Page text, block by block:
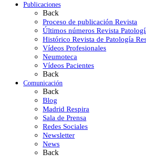
Publicaciones
Back
Proceso de publicación Revista
Últimos números Revista
Histórico Revista de Patología
Vídeos Profesionales
Neumoteca
Vídeos Pacientes
Back
Comunicación
Back
Blog
Madrid Respira
Sala de Prensa
Redes Sociales
Newsletter
News
Back